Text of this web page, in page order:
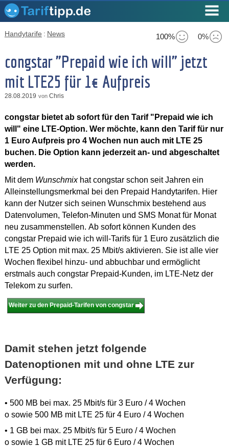
100% 0%
Handytarife : News
congstar "Prepaid wie ich will" jetzt
mit LTE25 für 1€ Aufpreis
28.08.2019 von Chris
congstar bietet ab sofort für den Tarif "Prepaid wie ich
will" eine LTE-Option. Wer möchte, kann den Tarif für nur
1 Euro Aufpreis pro 4 Wochen nun auch mit LTE 25
buchen. Die Option kann jederzeit an- und abgeschaltet
werden.
Mit dem Wunschmixhat congstar schon seit Jahren ein
Alleinstellungsmerkmal bei den Prepaid Handytarifen. Hier
kann der Nutzer sich seinen Wunschmix bestehend aus
Datenvolumen, Telefon-Minuten und SMS Monat für Monat
neu zusammenstellen. Ab sofort können Kunden des
congstar Prepaid wie ich will-Tarifs für 1 Euro zusätzlich die
LTE 25 Option mit max. 25 Mbit/s aktivieren. Sie ist alle vier
Wochen flexibel hinzu- und abbuchbar und ermöglicht
erstmals auch congstar Prepaid-Kunden, im LTE-Netz der
Telekom zu surfen.
Weiter zu den Prepaid-Tarifen von congstar
Damit stehen jetzt folgende
Datenoptionen mit und ohne LTE zur
Verfügung:
• 500 MB bei max. 25 Mbit/s für 3 Euro / 4 Wochen
o sowie 500 MB mit LTE 25 für 4 Euro / 4 Wochen
• 1 GB bei max. 25 Mbit/s für 5 Euro / 4 Wochen
o sowie 1 GB mit LTE 25 für 6 Euro / 4 Wochen